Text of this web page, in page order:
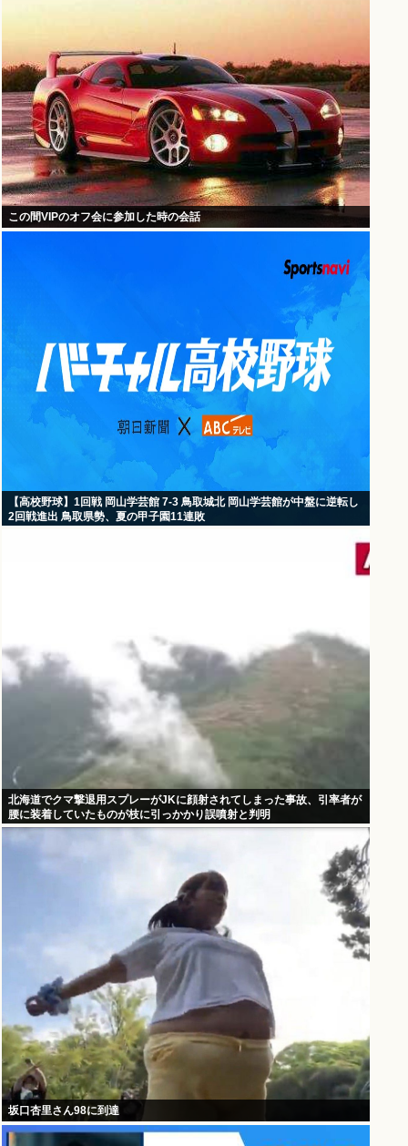
この間VIPのオフ会に参加した時の会話
【高校野球】1回戦 岡山学芸館 7-3 鳥取城北 岡山学芸館が中盤に逆転し
2回戦進出 鳥取県勢、夏の甲子園11連敗
北海道でクマ撃退用スプレーがJKに顔射されてしまった事故、引率者が
腰に装着していたものが枝に引っかかり誤噴射と判明
坂口杏里さん98に到達